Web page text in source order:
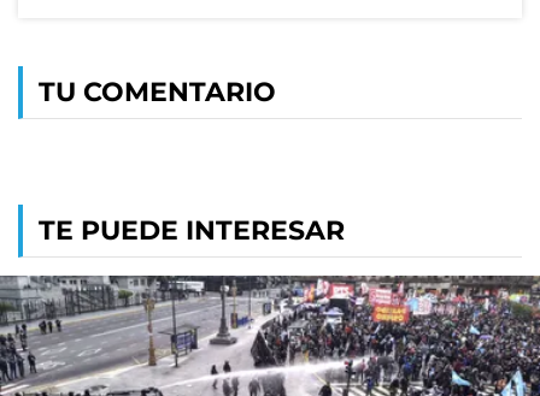
TU COMENTARIO
TE PUEDE INTERESAR